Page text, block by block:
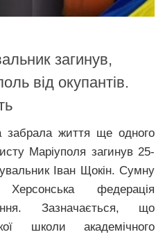
загинув,
від окупантів.
забрала життя ще одного
Маріуполя загинув 25-
Іван Щокін. Сумну
федерація
Зазначається, що
школи академічного